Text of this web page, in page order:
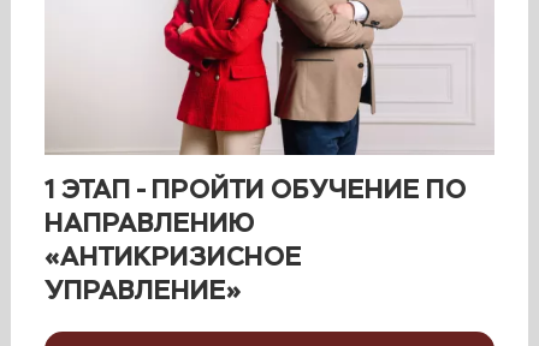
1 ЭТАП - ПРОЙТИ ОБУЧЕНИЕ ПО
НАПРАВЛЕНИЮ
«АНТИКРИЗИСНОЕ
УПРАВЛЕНИЕ»